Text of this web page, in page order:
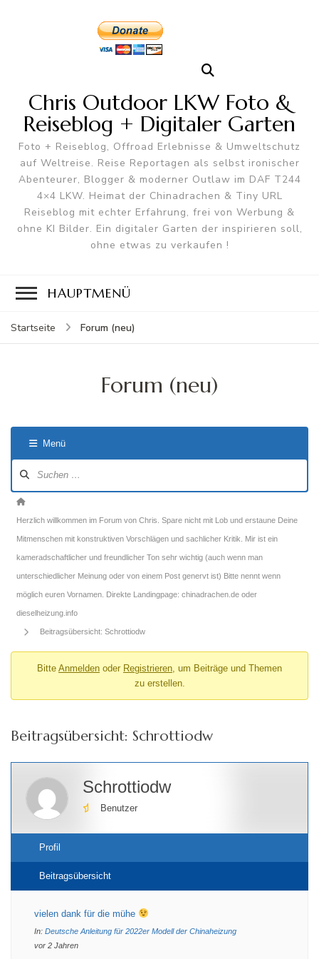
Chris Outdoor LKW Foto &
Reiseblog + Digitaler Garten
Foto + Reiseblog, Offroad Erlebnisse & Umweltschutz
auf Weltreise. Reise Reportagen als selbst ironischer
Abenteurer, Blogger & moderner Outlaw im DAF T244
4×4 LKW. Heimat der Chinadrachen & Tiny URL
Reiseblog mit echter Erfahrung, frei von Werbung &
ohne KI Bilder. Ein digitaler Garten der inspirieren soll,
ohne etwas zu verkaufen !
HAUPTMENÜ
Startseite Forum (neu)
Forum (neu)
Menü
Navigation
Forum-
Breadcrumbs
-
Du
bist
hier:
Herzlich willkommen im Forum von Chris. Spare nicht mit Lob und erstaune Deine
Mitmenschen mit konstruktiven Vorschlägen und sachlicher Kritik. Mir ist ein
kameradschaftlicher und freundlicher Ton sehr wichtig (auch wenn man
unterschiedlicher Meinung oder von einem Post genervt ist) Bitte nennt wenn
möglich euren Vornamen. Direkte Landingpage: chinadrachen.de oder
dieselheizung.info
Beitragsübersicht: Schrottiodw
Bitte Anmelden oder Registrieren , um Beiträge und Themen
zu erstellen.
Beitragsübersicht: Schrottiodw
Schrottiodw
Benutzer
Profil
Beitragsübersicht
vielen dank für die mühe
In: Deutsche Anleitung für 2022er Modell der Chinaheizung
vor 2 Jahren